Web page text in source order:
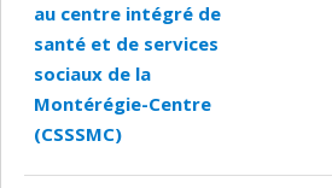
au centre intégré de
santé et de services
sociaux de la
Montérégie-Centre
(CSSSMC)